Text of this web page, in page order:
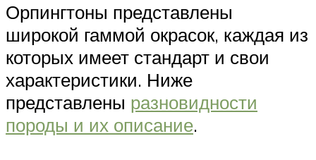
Орпингтоны представлены
широкой гаммой окрасок, каждая из
которых имеет стандарт и свои
характеристики. Ниже
представлены разновидности
породы и их описание.